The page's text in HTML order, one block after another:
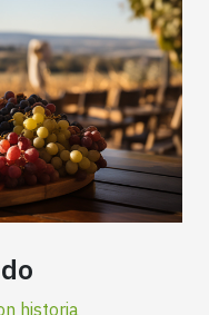
historia